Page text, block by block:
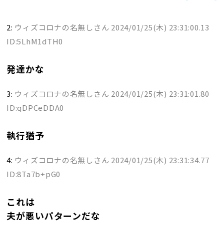
2: ウィズコロナの名無しさん 2024/01/25(木) 23:31:00.13
ID:5LhM1dTH0
発達かな
3: ウィズコロナの名無しさん 2024/01/25(木) 23:31:01.80
ID:qDPCeDDA0
執行猶予
4: ウィズコロナの名無しさん 2024/01/25(木) 23:31:34.77
ID:8Ta7b+pG0
これは
夫が悪いパターンだな